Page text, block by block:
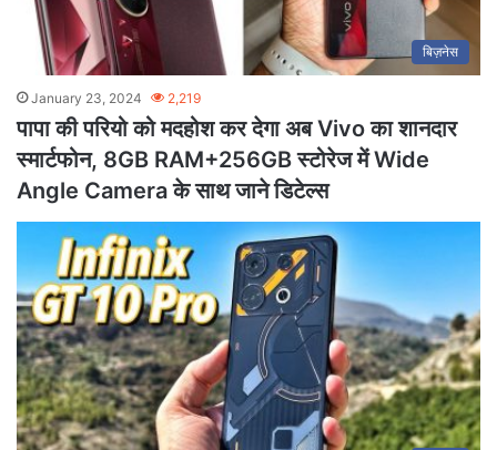
बिज़नेस
January 23, 2024 2,219
पापा की परियो को मदहोश कर देगा अब Vivo का शानदार
स्मार्टफोन, 8GB RAM+256GB स्टोरेज में Wide
Angle Camera के साथ जाने डिटेल्स